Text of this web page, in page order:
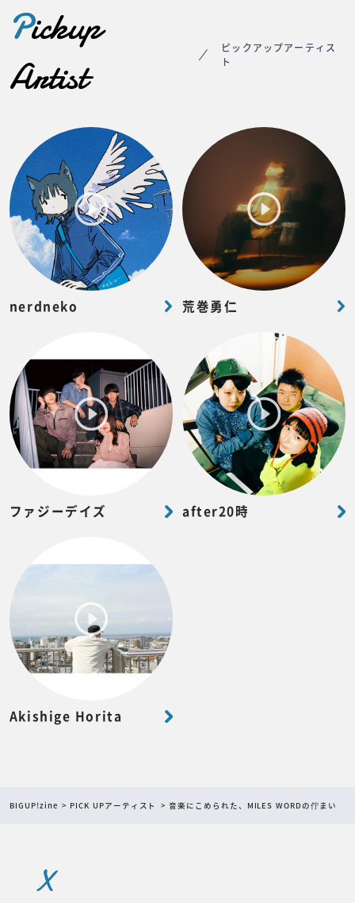
Pickup
Artist
ピックアップアーティス
ト
nerdneko 荒巻勇仁
ファジーデイズ after20時
Akishige Horita
BIGUP!zine PICK UPアーティスト 音楽にこめられた、MILES WORDの佇まい
X